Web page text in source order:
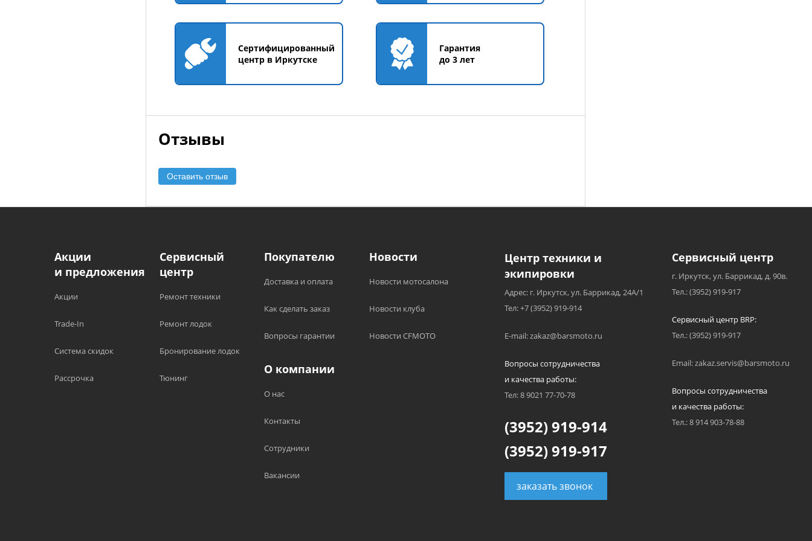
Сертифицированный
центр в Иркутске
Гарантия
до 3 лет
Отзывы
Оставить отзыв
Акции
и предложения
Акции
Trade-In
Система скидок
Рассрочка
Сервисный
центр
Ремонт техники
Ремонт лодок
Бронирование лодок
Тюнинг
Покупателю
Доставка и оплата
Как сделать заказ
Вопросы гарантии
Новости
Новости мотосалона
Новости клуба
Новости CFMOTO
О компании
О нас
Контакты
Сотрудники
Вакансии
Центр техники и
экипировки
Адрес: г. Иркутск, ул. Баррикад, 24А/1
Тел: +7 (3952) 919-914
E-mail: zakaz@barsmoto.ru
Вопросы сотрудничества
и качества работы:
Тел: 8 9021 77-70-78
(3952) 919-914
(3952) 919-917
заказать звонок
Сервисный центр
г. Иркутск, ул. Баррикад, д. 90в.
Тел.: (3952) 919-917
Сервисный центр BRP:
Тел.: (3952) 919-917
Email: zakaz.servis@barsmoto.ru
Вопросы сотрудничества
и качества работы:
Тел.: 8 914 903-78-88